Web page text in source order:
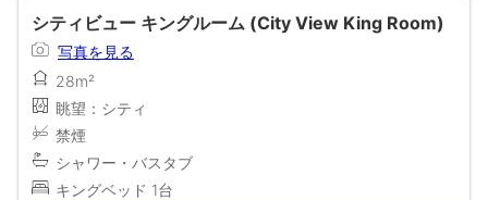
シティビュー キングルーム (City View King Room)
写真を見る
28m²
眺望：シティ
禁煙
シャワー・バスタブ
キングベッド 1台